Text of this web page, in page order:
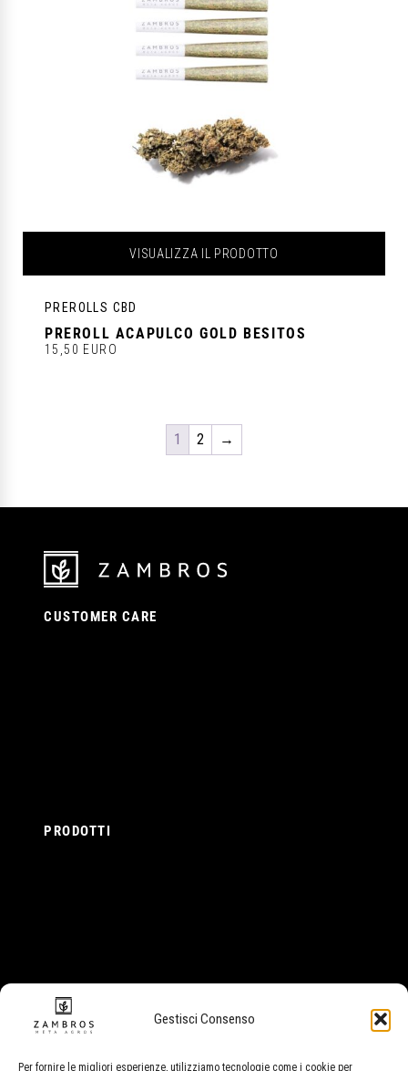
Gestisci Consenso
Per fornire le migliori esperienze, utilizziamo tecnologie come i cookie per
VISUALIZZA IL PRODOTTO
PREROLLS CBD
PREROLL ACAPULCO GOLD BESITOS
15,50 EURO
1 2 →
CUSTOMER CARE
PRODOTTI
SEGUICI SU